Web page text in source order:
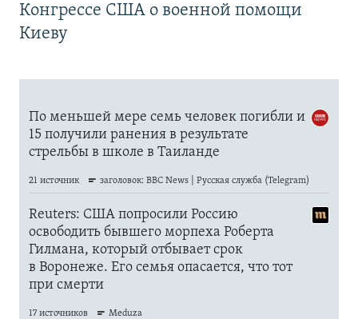
Конгрессе США о военной помощи
Киеву